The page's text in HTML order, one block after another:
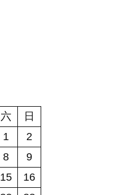
六
日
1
2
8
9
15
16